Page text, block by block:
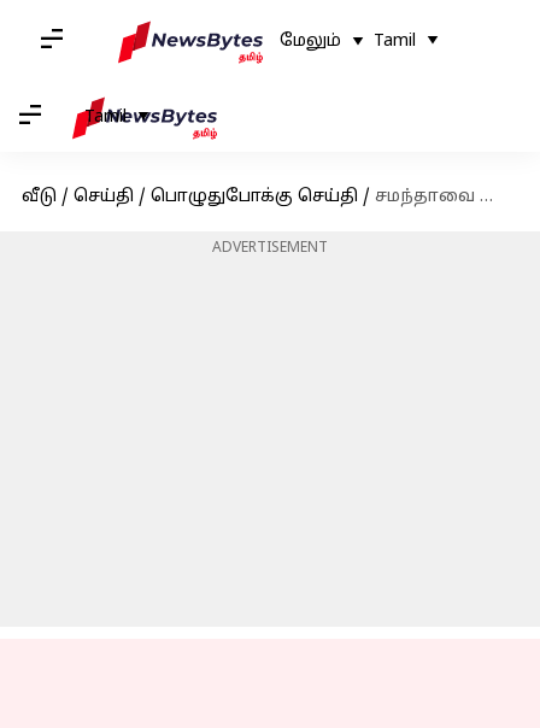
மேலும் Tamil
Tamil
வீடு / செய்தி / பொழுதுபோக்கு செய்தி / சமந்தாவை தொடர்ந்து அமைச்சரின் கருத்திற்கு காட்டமான பதில் கூறிய ரகுல் ப்ரீத் சிங்
ADVERTISEMENT